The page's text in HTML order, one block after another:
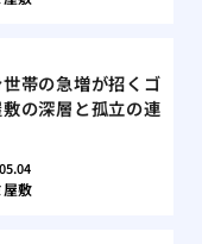
帯の急増が招くゴ
敷の深層と孤立の連
屋敷